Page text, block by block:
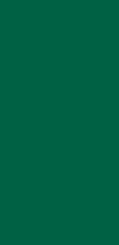
in a new
window)
window)